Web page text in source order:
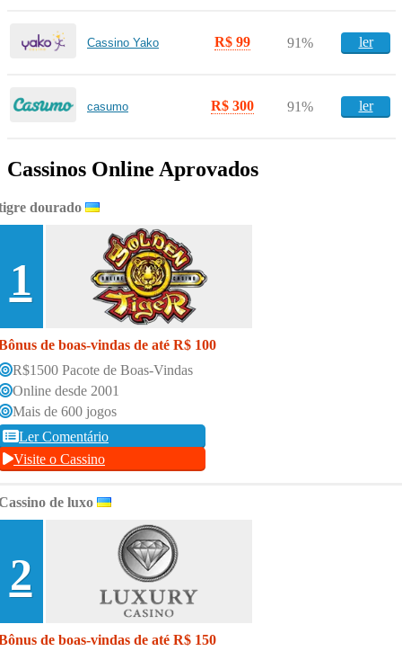
Cassino Yako R$ 99 91% ler
casumo R$ 300 91% ler
Cassinos Online Aprovados
dourado
1
de boas-vindas de até R$ 100
R$1500 Pacote de Boas-Vindas
Online desde 2001
Mais de 600 jogos
Ler Comentário
Visite o Cassino
de luxo
2
de boas-vindas de até R$ 150